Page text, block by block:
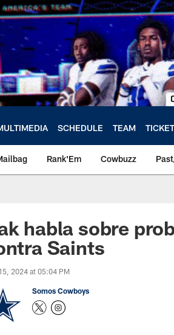
SCHEDULE TEAM
Rank'Em Cowbuzz
habla sobre
Saints
2024 at 05:04 PM
Somos Cowboys